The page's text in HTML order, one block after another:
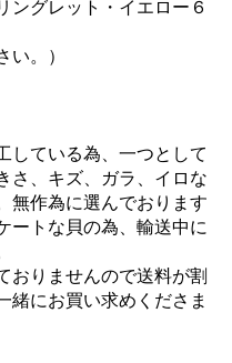
ングレット・イエロー６
い。）
している為、一つとして
さ、キズ、ガラ、イロな
無作為に選んでおります
ートな貝の為、輸送中に
おりませんので送料が割
緒にお買い求めくださま